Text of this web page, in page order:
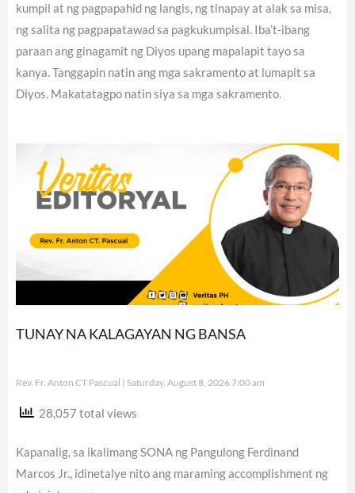
kumpil at ng pagpapahid ng langis, ng tinapay at alak sa misa,
ng salita ng pagpapatawad sa pagkukumpisal. Iba’t-ibang
paraan ang ginagamit ng Diyos upang mapalapit tayo sa
kanya. Tanggapin natin ang mga sakramento at lumapit sa
Diyos. Makatatagpo natin siya sa mga sakramento.
TUNAY NA KALAGAYAN NG BANSA
Rev. Fr. Anton CT Pascual Saturday, August 8, 2026 7:00 am
28,057 total views
Kapanalig, sa ikalimang SONA ng Pangulong Ferdinand
Marcos Jr., idinetalye nito ang maraming accomplishment ng